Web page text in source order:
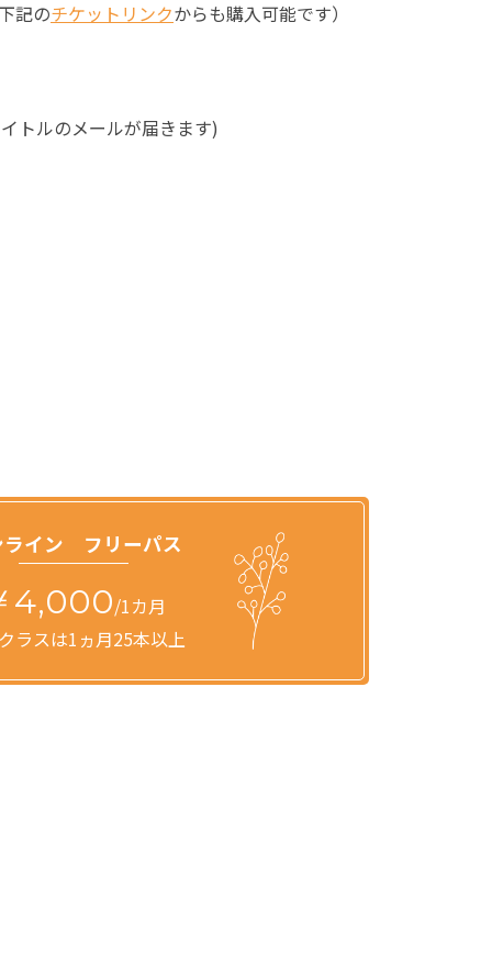
記のチケットリンクからも購入可能です）
トルのメールが届きます)
ライン フリーパス
4,000/1カ月
ラスは1ヵ月25本以上